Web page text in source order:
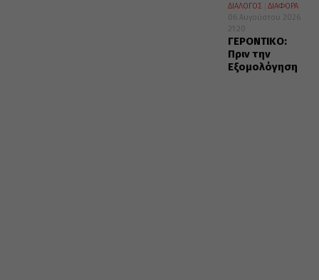
ΔΙΑΛΟΓΟΣ
ΔΙΑΦΟΡΑ
06 Αυγούστου 2026
21:20
ΓΕΡΟΝΤΙΚΟ:
Πριν την
Εξομολόγηση